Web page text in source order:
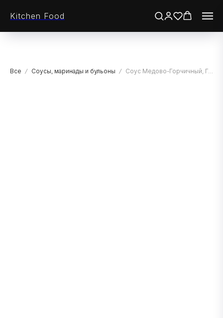
Kitchen Food
Все Соусы, маринады и бульоны Соус Медово-Горчичный, Гурмикс, 2 кг